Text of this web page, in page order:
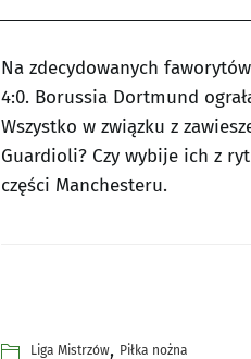
Na zdecydowanych
4:0. Borussia Dortmund
Wszystko w związku z
Guardioli? Czy wybije ich z
części Manchesteru.
Liga Mistrzów, Piłka nożna